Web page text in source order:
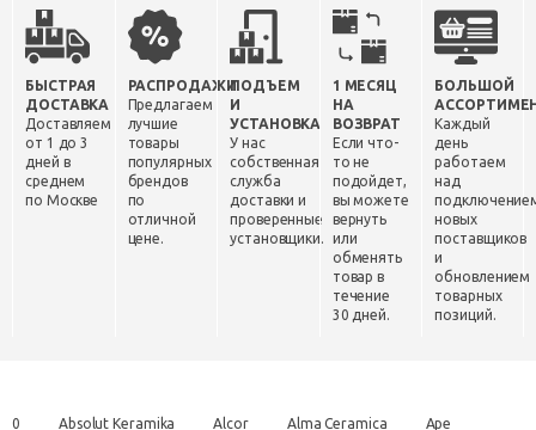
БЫСТРАЯ
ДОСТАВКА
Доставляем
от 1 до 3
дней в
среднем
по Москве
РАСПРОДАЖИ
Предлагаем
лучшие
товары
популярных
брендов
по
отличной
цене.
ПОДЪЕМ
И
УСТАНОВКА
У нас
собственная
служба
доставки и
проверенные
установщики.
1 МЕСЯЦ
НА
ВОЗВРАТ
Если что-
то не
подойдет,
вы можете
вернуть
или
обменять
товар в
течение
30 дней.
БОЛЬШОЙ
Каждый
день
работаем
над
новых
поставщиков
и
обновлением
товарных
позиций.
0 Absolut Keramika Alcor Alma Ceramica Ape